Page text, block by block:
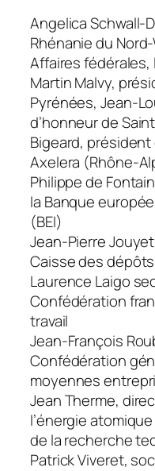
Angelica Schwall-
Rhénanie du
Affaires fédérales,
Martin Malvy,
Pyrénées, Jean-
d’honneur de
Bigeard,
Axelera (Rhône-
Philippe de
la Banque
(BEI)
Jean-Pierre
Caisse des
Laurence Laigo
Confédération
travail
Jean-François
Confédération
moyennes
Jean Therme,
l’énergie
de la recherche
Patrick Viveret,